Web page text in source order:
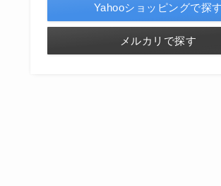
Yahooショッピングで探す
メルカリで探す